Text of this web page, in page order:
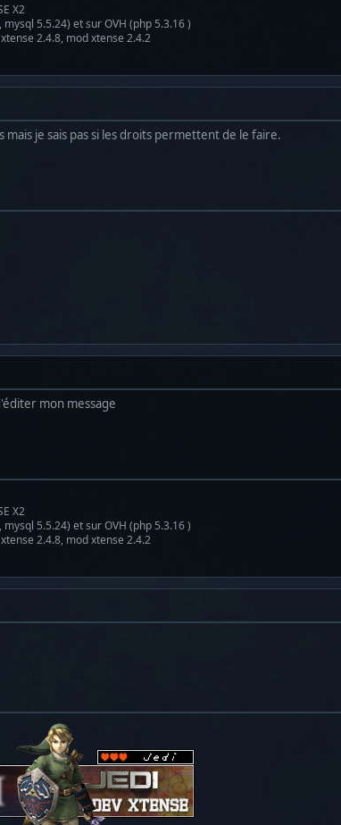
X2
5.5.24) et sur OVH (php 5.3.16 )
2.4.8, mod xtense 2.4.2
mais je sais pas si les droits permettent de le faire.
mon message
X2
5.5.24) et sur OVH (php 5.3.16 )
2.4.8, mod xtense 2.4.2